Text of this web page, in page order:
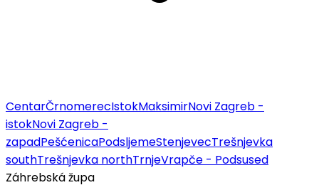
CentarČrnomerecIstokMaksimirNovi Zagreb -
istokNovi Zagreb -
zapadPešćenicaPodsljemeStenjevecTrešnjevka
southTrešnjevka northTrnjeVrapče - Podsused
Záhrebská župa